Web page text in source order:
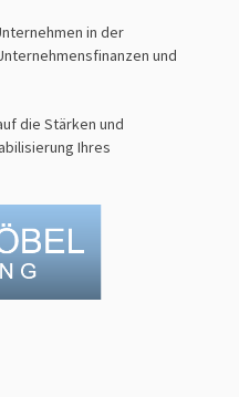
in der
und
die Stärken und
Ihres